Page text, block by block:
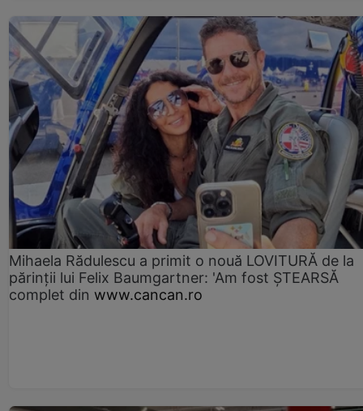
Mihaela Rădulescu a primit o nouă LOVITURĂ de la
părinții lui Felix Baumgartner: 'Am fost ȘTEARSĂ
complet din www.cancan.ro